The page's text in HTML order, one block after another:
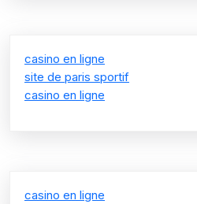
casino en ligne
site de paris sportif
casino en ligne
casino en ligne